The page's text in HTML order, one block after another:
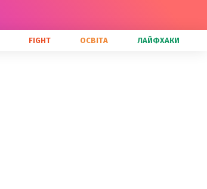
FIGHT ОСВІТА ЛАЙФХАКИ